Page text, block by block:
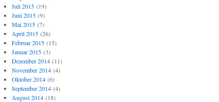
Juli 2015(19)
Juni 2015(9)
Mai 2015(7)
April 2015(26)
Februar 2015(15)
Januar 2015(3)
Dezember 2014(11)
November 2014(4)
Oktober 2014(6)
September 2014(4)
August 2014(18)